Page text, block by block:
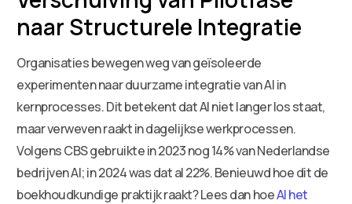
naar Structurele Integratie
Organisaties bewegen weg van geïsoleerde
experimenten naar duurzame integratie van AI in
kernprocesses. Dit betekent dat AI niet langer los staat,
maar verweven raakt in dagelijkse werkprocessen.
Volgens CBS gebruikte in 2023 nog 14% van Nederlandse
bedrijven AI; in 2024 was dat al 22%. Benieuwd hoe dit de
boekhoudkundige praktijk raakt? Lees dan hoeAI het